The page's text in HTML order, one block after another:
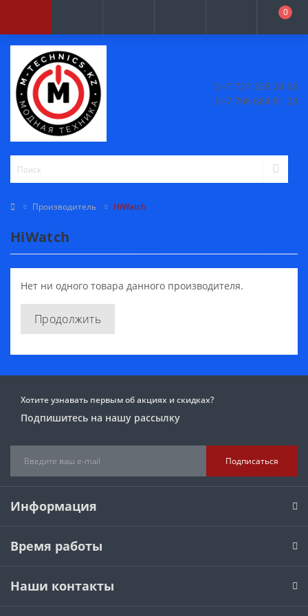
0
+7 727 338 24 93
+7 706 684 81 23
Производитель HiWatch
HiWatch
Нет ни одного товара данного производителя.
Продолжить
Хотите узнавать первым об акциях и скидках?
Подпишитесь на нашу рассылку
Подписаться
Информация
Время работы
Наши контакты